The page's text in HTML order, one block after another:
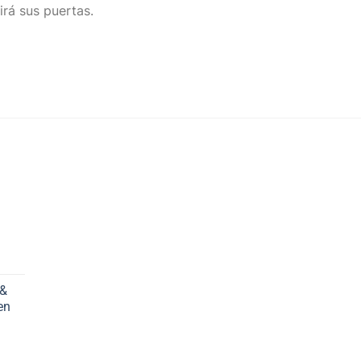
sus puertas.